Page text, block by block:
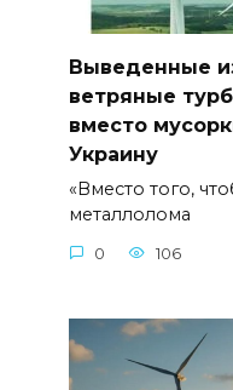
Выведенные
ветряные
вместо
Украину
«Вместо того,
металлолома
0 106